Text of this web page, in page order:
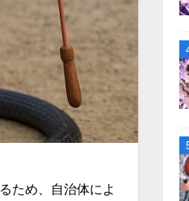
ため、自治体によ